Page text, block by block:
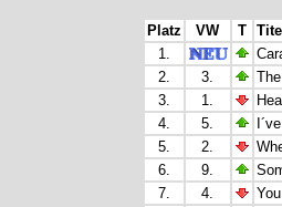
Platz VW T
1.
2.
3.
3.
1.
4.
5.
5.
2.
6.
9.
7.
4.